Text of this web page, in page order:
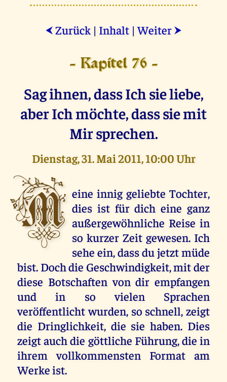
⮜ Zurück | Inhalt |Weiter ⮞
- Kapitel 76 -
Sag ihnen, dass Ich sie liebe,
aber Ich möchte, dass sie mit
Mir sprechen.
Dienstag, 31. Mai 2011, 10:00 Uhr
M eine innig geliebte Tochter,
dies ist für dich eine ganz
außergewöhnliche Reise in
so kurzer Zeit gewesen. Ich
sehe ein, dass du jetzt müde
bist. Doch die Geschwindigkeit, mit der
diese Botschaften von dir empfangen
und in so vielen Sprachen
veröffentlicht wurden, so schnell, zeigt
die Dringlichkeit, die sie haben. Dies
zeigt auch die göttliche Führung, die in
ihrem vollkommensten Format am
Werke ist.